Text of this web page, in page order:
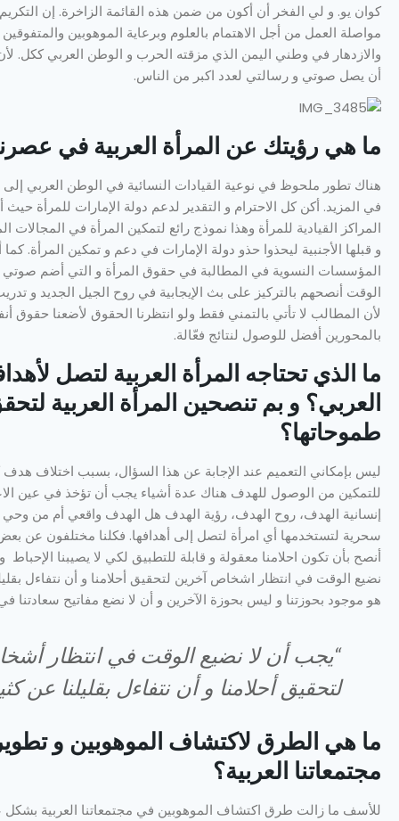
كوان يو. و لي الفخر أن أكون من ضمن هذه القائمة الزاخرة. إن التكريم
مواصلة العمل من أجل الاهتمام بالعلوم وبرعاية الموهوبين
والازدهار في وطني اليمن الذي مزقته الحرب و الوطن العربي ككل. لأن
أن يصل صوتي و رسالتي لعدد اكبر من الناس.
ما هي رؤيتك عن المرأة العربية في
هناك تطور ملحوظ في نوعية القيادات النسائية في الوطن العربي إلى
المراكز القيادية للمرأة وهذا نموذج رائع لتمكين المرأة في المجالات
و قبلها الأجنبية ليحذوا حذو دولة الإمارات في دعم و تمكين المرأة.
المؤسسات النسوية في المطالبة في حقوق المرأة و التي أضم
الوقت أنصحهم بالتركيز على بث الإيجابية في روح الجيل الجديد و
لأن المطالب لا تأتي بالتمني فقط ولو انتظرنا الحقوق لأضعنا حقوق
بالمحورين أفضل للوصول لنتائج فعّالة.
ما الذي تحتاجه المرأة العربية لتصل
العربي؟ و بم تنصحين المرأة العربية
طموحاتها؟
ليس بإمكاني التعميم عند الإجابة عن هذا السؤال، بسبب اختلاف
للتمكين من الوصول للهدف هناك عدة أشياء يجب أن تؤخذ في عين
إنسانية الهدف، روح الهدف، رؤية الهدف هل الهدف واقعي أم من
سحرية لتستخدمها أي امرأة لتصل إلى أهدافها. فكلنا مختلفون عن
أنصح بأن تكون احلامنا معقولة و قابلة للتطبيق لكي لا يصيبنا الإحباط
نضيع الوقت في انتظار اشخاص آخرين لتحقيق أحلامنا و أن نتفاءل
هو موجود بحوزتنا و ليس بحوزة الآخرين و أن لا نضع مفاتيح سعادتنا
“يجب أن لا نضيع الوقت في انتظار
لتحقيق أحلامنا و أن نتفاءل بقليلنا عن
ما هي الطرق لاكتشاف الموهوبين و
مجتمعاتنا العربية؟
للأسف ما زالت طرق اكتشاف الموهوبين في مجتمعاتنا العربية بشكل